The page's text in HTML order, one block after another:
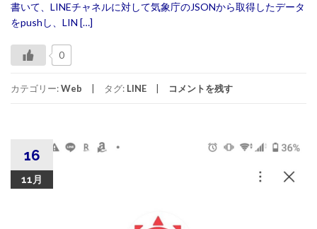
書いて、LINEチャネルに対して気象庁のJSONから取得したデータ
をpushし、LIN […]
0
カテゴリー:Web タグ: LINE コメントを残す
16
11月